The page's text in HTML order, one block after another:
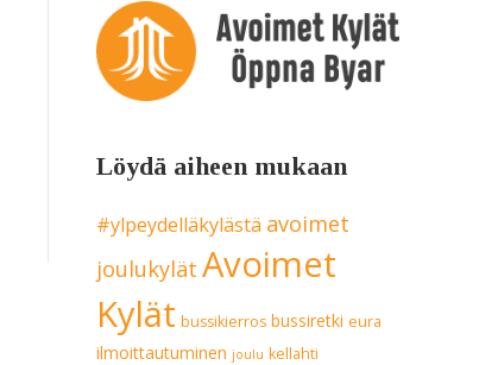
Löydä aiheen mukaan
#ylpeydelläkylästä avoimet
joulukylät Avoimet
Kylät bussikierros bussiretki eura
ilmoittautuminen joulu kellahti